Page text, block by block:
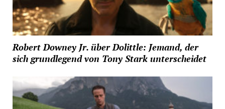
Robert Downey Jr. über Dolittle: Jemand, der
sich grundlegend von Tony Stark unterscheidet